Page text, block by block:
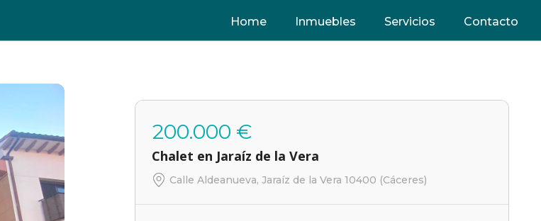
Home Inmuebles Servicios Contacto
200.000 €
Chalet en Jaraíz de la Vera
Calle Aldeanueva, Jaraíz de la Vera 10400 (Cáceres)